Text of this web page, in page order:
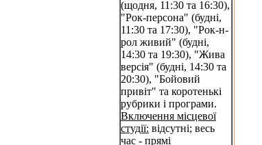
(щодня, 11:30 та 16:30),
"Рок-персона" (будні,
11:30 та 17:30), "Рок-н-
рол живий" (будні,
14:30 та 19:30), "Жива
версія" (будні, 14:30 та
20:30), "Бойовий
привіт" та коротенькі
рубрики і програми.
Включення місцевої
студії: відсутні; весь
час - прямі